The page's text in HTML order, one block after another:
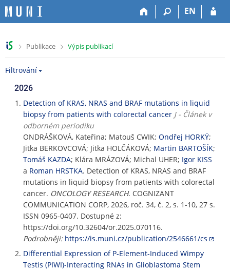
EN
>Publikace >
Výpis publikací
Filtrování
2026
Detection of KRAS, NRAS and BRAF mutations in liquid
biopsy from patients with colorectal cancer J - Článek v
odborném periodiku
ONDRÁŠKOVÁ, Kateřina; Matouš CWIK; Ondřej HORKÝ;
Jitka BERKOVCOVÁ; Jitka HOLČÁKOVÁ; Martin BARTOŠÍK;
Tomáš KAZDA; Klára MRÁZOVÁ; Michal UHER; Igor KISS
a Roman HRSTKA. Detection of KRAS, NRAS and BRAF
mutations in liquid biopsy from patients with colorectal
cancer. ONCOLOGY RESEARCH. COGNIZANT
COMMUNICATION CORP, 2026, roč. 34, č. 2, s. 1-10, 27 s.
ISSN 0965-0407. Dostupné z:
https://doi.org/10.32604/or.2025.070116.
Podrobněji: https://is.muni.cz/publication/2546661/cs
Differential Expression of P-Element-Induced Wimpy
Testis (PIWI)-Interacting RNAs in Glioblastoma Stem